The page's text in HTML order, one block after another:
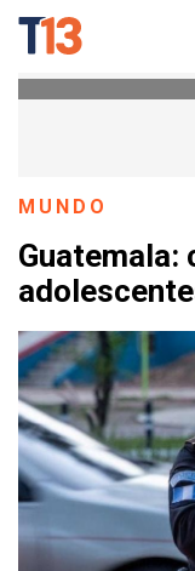
MUNDO
Guatemala: